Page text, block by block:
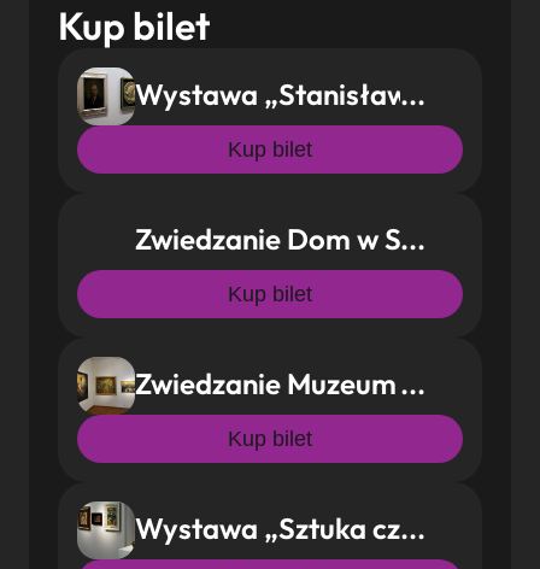
Kup bilet
Wystawa „Stanisław
Kup bilet
Zwiedzanie Dom w Szymborzu
Kup bilet
Zwiedzanie Muzeum im. Jana
Kup bilet
Wystawa „Sztuka czasów